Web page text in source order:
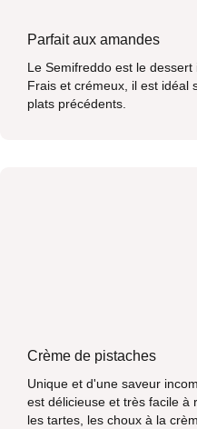
Parfait aux amandes
Le Semifreddo est le
Frais et crémeux, il est idéal
plats précédents.
Crème de pistaches
Unique et d'une saveur
est délicieuse et très facile à
les tartes, les choux à la